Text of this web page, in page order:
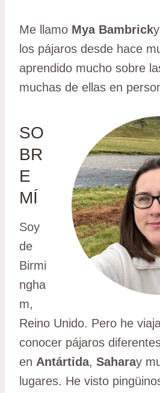
Me llamo Mya Bambrick
los pájaros desde hace
aprendido mucho sobre
muchas de ellas en
SO
BR
E
MÍ
Soy
de
Birmi
ngha
m,
Reino Unido. Pero he
conocer pájaros
en Antártida, Saharay
lugares. He visto